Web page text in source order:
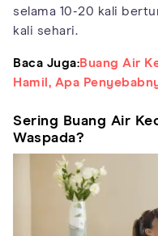
selama 10-20 kali
kali sehari.
Baca Juga:Buang Air
Hamil, Apa
Sering Buang Air
Waspada?